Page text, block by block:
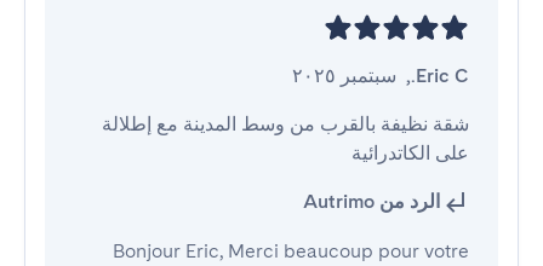
Eric C.
, سبتمبر ٢٠٢٥
على الكاتدرائية
الرد من Autrimo
Bonjour Eric, Merci beaucoup pour votre